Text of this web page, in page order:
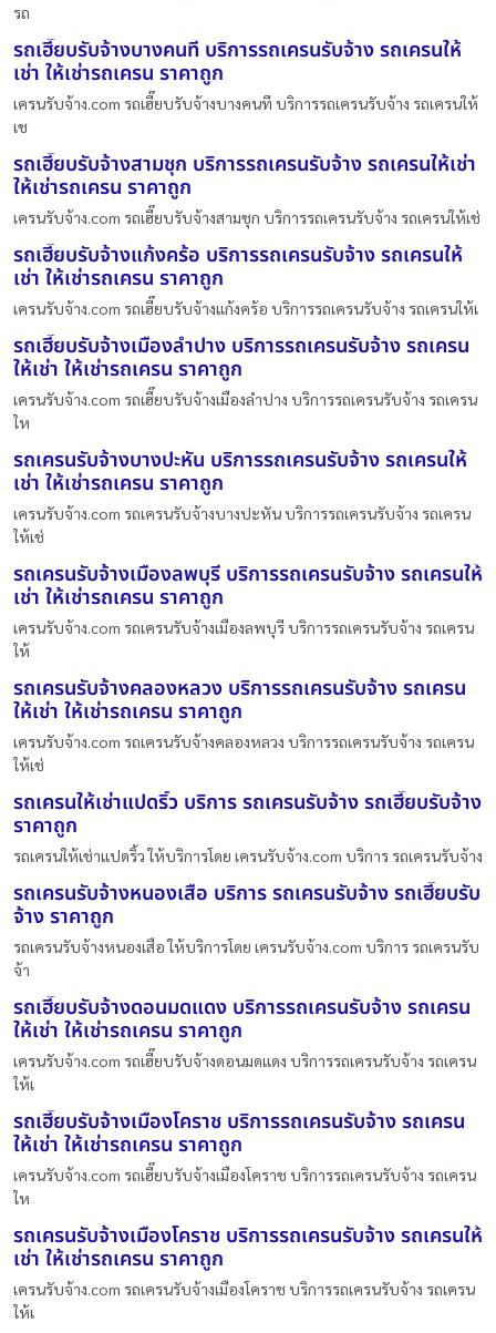
รถ
รถเฮี๊ยบรับจ้างบางคนที บริการรถเครนรับจ้าง รถเครนให้
เช่า ให้เช่ารถเครน ราคาถูก
เครนรับจ้าง.com รถเฮี๊ยบรับจ้างบางคนที บริการรถเครนรับจ้าง รถเครนให้
เช
รถเฮี๊ยบรับจ้างสามชุก บริการรถเครนรับจ้าง รถเครนให้เช่า
ให้เช่ารถเครน ราคาถูก
เครนรับจ้าง.com รถเฮี๊ยบรับจ้างสามชุก บริการรถเครนรับจ้าง รถเครนให้เช่
รถเฮี๊ยบรับจ้างแก้งคร้อ บริการรถเครนรับจ้าง รถเครนให้
เช่า ให้เช่ารถเครน ราคาถูก
เครนรับจ้าง.com รถเฮี๊ยบรับจ้างแก้งคร้อ บริการรถเครนรับจ้าง รถเครนให้เ
รถเฮี๊ยบรับจ้างเมืองลำปาง บริการรถเครนรับจ้าง รถเครน
ให้เช่า ให้เช่ารถเครน ราคาถูก
เครนรับจ้าง.com รถเฮี๊ยบรับจ้างเมืองลำปาง บริการรถเครนรับจ้าง รถเครน
ให
รถเครนรับจ้างบางปะหัน บริการรถเครนรับจ้าง รถเครนให้
เช่า ให้เช่ารถเครน ราคาถูก
เครนรับจ้าง.com รถเครนรับจ้างบางปะหัน บริการรถเครนรับจ้าง รถเครน
ให้เช่
รถเครนรับจ้างเมืองลพบุรี บริการรถเครนรับจ้าง รถเครนให้
เช่า ให้เช่ารถเครน ราคาถูก
เครนรับจ้าง.com รถเครนรับจ้างเมืองลพบุรี บริการรถเครนรับจ้าง รถเครน
ให้
รถเครนรับจ้างคลองหลวง บริการรถเครนรับจ้าง รถเครน
ให้เช่า ให้เช่ารถเครน ราคาถูก
เครนรับจ้าง.com รถเครนรับจ้างคลองหลวง บริการรถเครนรับจ้าง รถเครน
ให้เช่
รถเครนให้เช่าแปดริ้ว บริการ รถเครนรับจ้าง รถเฮี๊ยบรับจ้าง
ราคาถูก
รถเครนให้เช่าแปดริ้ว ให้บริการโดย เครนรับจ้าง.com บริการ รถเครนรับจ้าง
รถเครนรับจ้างหนองเสือ บริการ รถเครนรับจ้าง รถเฮี๊ยบรับ
จ้าง ราคาถูก
รถเครนรับจ้างหนองเสือ ให้บริการโดย เครนรับจ้าง.com บริการ รถเครนรับ
จ้า
รถเฮี๊ยบรับจ้างดอนมดแดง บริการรถเครนรับจ้าง รถเครน
ให้เช่า ให้เช่ารถเครน ราคาถูก
เครนรับจ้าง.com รถเฮี๊ยบรับจ้างดอนมดแดง บริการรถเครนรับจ้าง รถเครน
ให้เ
รถเฮี๊ยบรับจ้างเมืองโคราช บริการรถเครนรับจ้าง รถเครน
ให้เช่า ให้เช่ารถเครน ราคาถูก
เครนรับจ้าง.com รถเฮี๊ยบรับจ้างเมืองโคราช บริการรถเครนรับจ้าง รถเครน
ให
รถเครนรับจ้างเมืองโคราช บริการรถเครนรับจ้าง รถเครนให้
เช่า ให้เช่ารถเครน ราคาถูก
เครนรับจ้าง.com รถเครนรับจ้างเมืองโคราช บริการรถเครนรับจ้าง รถเครน
ให้เ